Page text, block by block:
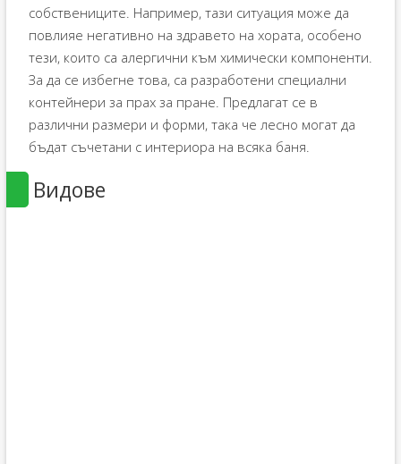
собствениците. Например, тази ситуация може да
повлияе негативно на здравето на хората, особено
тези, които са алергични към химически компоненти.
За да се избегне това, са разработени специални
контейнери за прах за пране. Предлагат се в
различни размери и форми, така че лесно могат да
бъдат съчетани с интериора на всяка баня.
Видове